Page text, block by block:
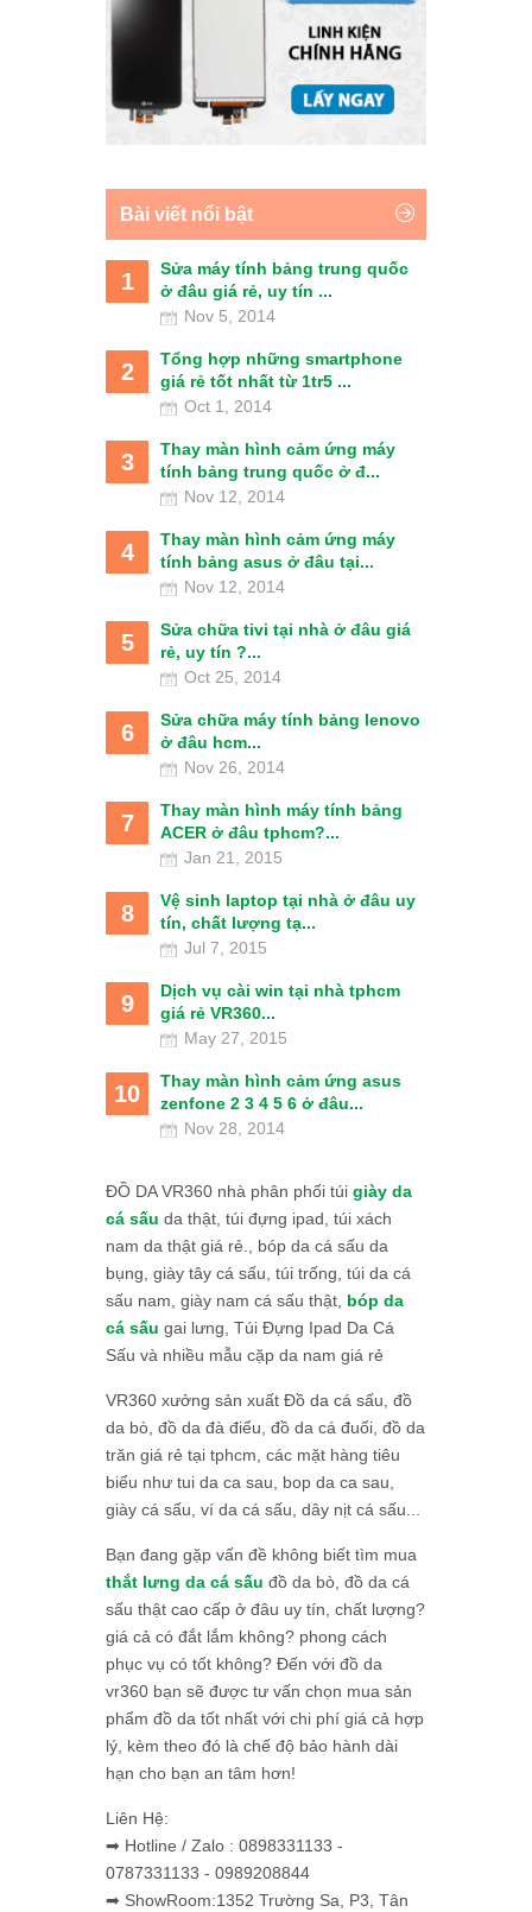
Bài viết nổi bật
1
Sửa máy tính bảng trung quốc
ở đâu giá rẻ, uy tín ...
Nov 5, 2014
2
Tổng hợp những smartphone
giá rẻ tốt nhất từ 1tr5 ...
Oct 1, 2014
3
Thay màn hình cảm ứng máy
tính bảng trung quốc ở đ...
Nov 12, 2014
4
Thay màn hình cảm ứng máy
tính bảng asus ở đâu tại...
Nov 12, 2014
5
Sửa chữa tivi tại nhà ở đâu giá
rẻ, uy tín ?...
Oct 25, 2014
6
Sửa chữa máy tính bảng lenovo
ở đâu hcm...
Nov 26, 2014
7
Thay màn hình máy tính bảng
ACER ở đâu tphcm?...
Jan 21, 2015
8
Vệ sinh laptop tại nhà ở đâu uy
tín, chất lượng tạ...
Jul 7, 2015
9
Dịch vụ cài win tại nhà tphcm
giá rẻ VR360...
May 27, 2015
10
Thay màn hình cảm ứng asus
zenfone 2 3 4 5 6 ở đâu...
Nov 28, 2014
ĐỒ DA VR360 nhà phân phối túi giày da
cá sấu da thật, túi đựng ipad, túi xách
nam da thật giá rẻ., bóp da cá sấu da
bụng, giày tây cá sấu, túi trống, túi da cá
sấu nam, giày nam cá sấu thật, bóp da
cá sấu gai lưng, Túi Đựng Ipad Da Cá
Sấu và nhiều mẫu cặp da nam giá rẻ
VR360 xưởng sản xuất Đồ da cá sấu, đồ
da bò, đồ da đà điểu, đồ da cá đuối, đồ da
trăn giá rẻ tại tphcm, các mặt hàng tiêu
biểu như tui da ca sau, bop da ca sau,
giày cá sấu, ví da cá sấu, dây nịt cá sấu...
Bạn đang gặp vấn đề không biết tìm mua
thắt lưng da cá sấu đồ da bò, đồ da cá
sấu thật cao cấp ở đâu uy tín, chất lượng?
giá cả có đắt lắm không? phong cách
phục vụ có tốt không? Đến với đồ da
vr360 bạn sẽ được tư vấn chọn mua sản
phẩm đồ da tốt nhất với chi phí giá cả hợp
lý, kèm theo đó là chế độ bảo hành dài
hạn cho bạn an tâm hơn!
Liên Hệ:
➡ Hotline / Zalo : 0898331133 -
0787331133 - 0989208844
➡ ShowRoom:1352 Trường Sa, P3, Tân